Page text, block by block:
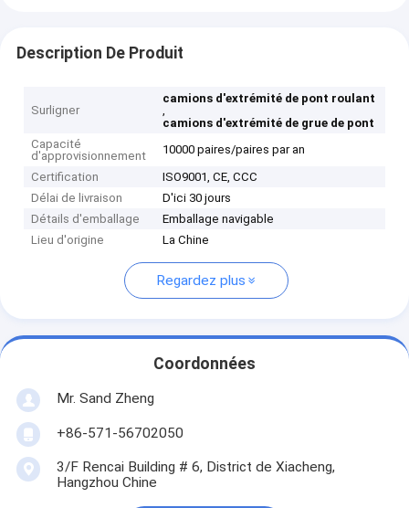
Description De Produit
Surligner
camions d'extrémité de pont roulant
,
camions d'extrémité de grue de pont
Capacité
d'approvisionnement
10000 paires/paires par an
Certification
ISO9001, CE, CCC
Délai de livraison
D'ici 30 jours
Détails d'emballage
Emballage navigable
Lieu d'origine
La Chine
Regardez plus
Coordonnées
Mr. Sand Zheng
+86-571-56702050
3/F Rencai Building # 6, District de Xiacheng,
Hangzhou Chine